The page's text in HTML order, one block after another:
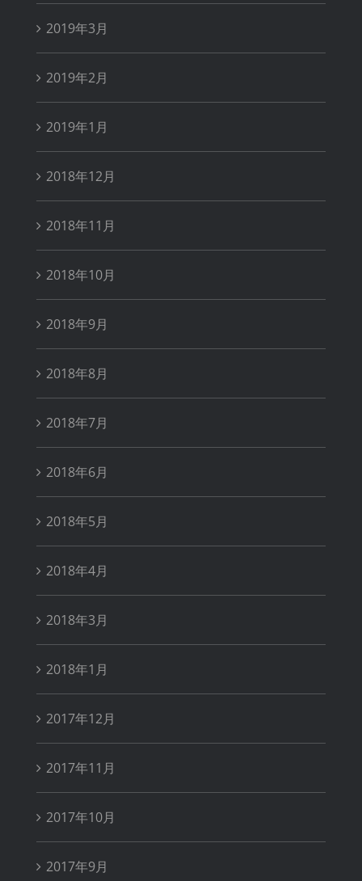
2019年3月
2019年2月
2019年1月
2018年12月
2018年11月
2018年10月
2018年9月
2018年8月
2018年7月
2018年6月
2018年5月
2018年4月
2018年3月
2018年1月
2017年12月
2017年11月
2017年10月
2017年9月